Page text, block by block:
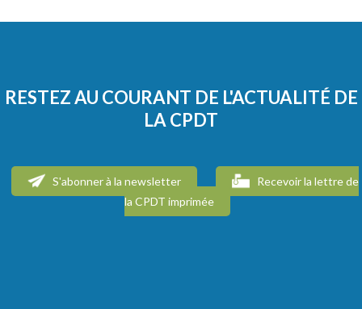
RESTEZ AU COURANT DE L'ACTUALITÉ DE
LA CPDT
S'abonner à la newsletter
Recevoir la lettre de
la CPDT imprimée